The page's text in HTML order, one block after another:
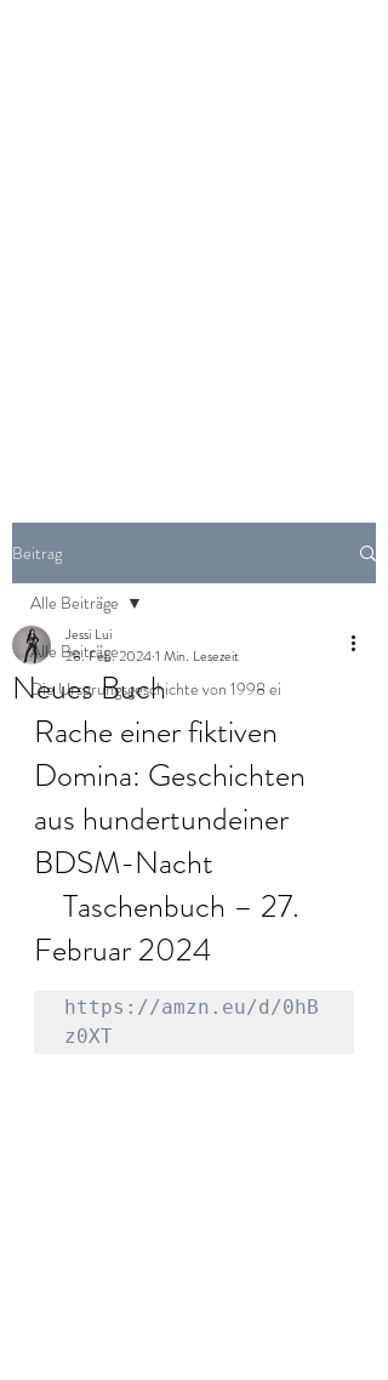
Beitrag
Alle Beiträge
Die Ursprungsgeschichte von 1998 ei
Alle Beiträge
Neues Buch
Jessi Lui
28. Feb. 20241 Min. Lesezeit
Rache einer fiktiven
Domina: Geschichten
aus hundertundeiner
BDSM-Nacht
Taschenbuch – 27.
Februar 2024
https://amzn.eu/d/0hB
z0XT